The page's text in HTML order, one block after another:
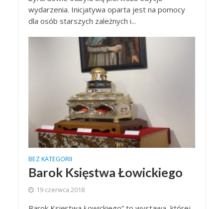
wydarzenia. Inicjatywa oparta jest na pomocy
dla osób starszych zależnych i...
BEZ KATEGORII
Barok Księstwa Łowickiego
19 czerwca 2018